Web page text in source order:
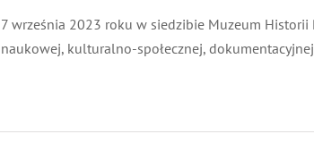
7 września 2023 roku w siedzibie Muzeum Historii
naukowej, kulturalno-społecznej,